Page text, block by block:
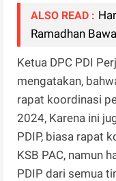
ALSO READ :
Ramadhan
Ketua DPC PDI
mengatakan,
rapat koordinasi
2024, Karena ini
PDIP, biasa rapat
KSB PAC, namun
PDIP dari semua